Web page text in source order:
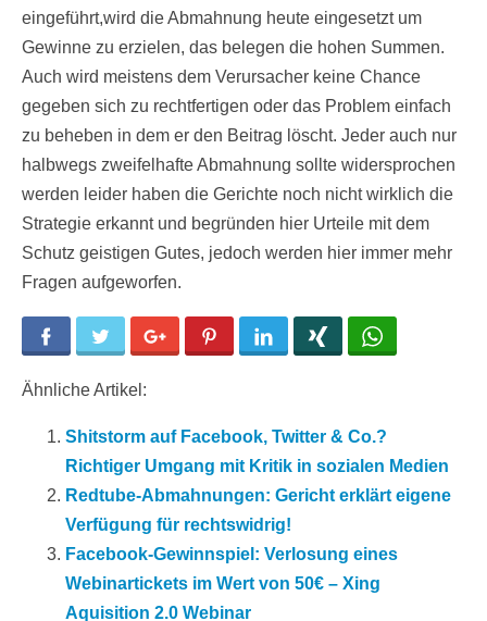
eingeführt,wird die Abmahnung heute eingesetzt um
Gewinne zu erzielen, das belegen die hohen Summen.
Auch wird meistens dem Verursacher keine Chance
gegeben sich zu rechtfertigen oder das Problem einfach
zu beheben in dem er den Beitrag löscht. Jeder auch nur
halbwegs zweifelhafte Abmahnung sollte widersprochen
werden leider haben die Gerichte noch nicht wirklich die
Strategie erkannt und begründen hier Urteile mit dem
Schutz geistigen Gutes, jedoch werden hier immer mehr
Fragen aufgeworfen.
Facebook Twitter Google+ Pinterest LinkedIn
Ähnliche Artikel:
Shitstorm auf Facebook, Twitter & Co.?
Richtiger Umgang mit Kritik in sozialen Medien
Redtube-Abmahnungen: Gericht erklärt eigene
Verfügung für rechtswidrig!
Facebook-Gewinnspiel: Verlosung eines
Webinartickets im Wert von 50€ – Xing
Aquisition 2.0 Webinar